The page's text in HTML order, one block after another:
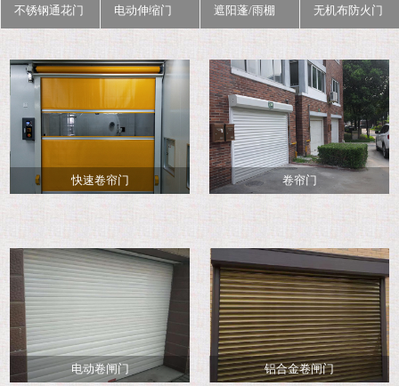
不锈钢通花门 电动伸缩门 遮阳蓬/雨棚 无机布防火门
快速卷帘门 卷帘门
电动卷闸门 铝合金卷闸门